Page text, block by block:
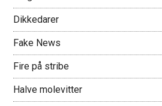
Dikkedarer
Fake News
Fire på stribe
Halve molevitter